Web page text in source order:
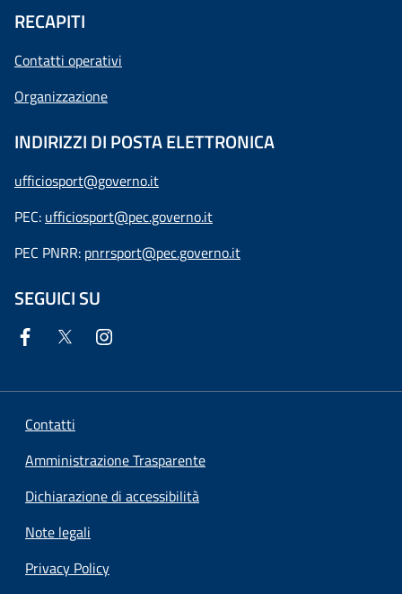
RECAPITI
Contatti operativi
Organizzazione
INDIRIZZI DI POSTA ELETTRONICA
ufficiosport@governo.it
PEC: ufficiosport@pec.governo.it
PEC PNRR: pnrrsport@pec.governo.it
SEGUICI SU
Contatti
Amministrazione Trasparente
Dichiarazione di accessibilità
Note legali
Privacy Policy